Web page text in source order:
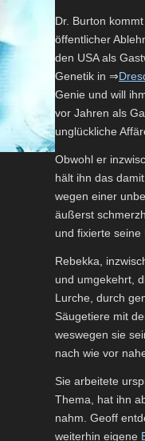
Dr. Burton
öffentlicher
den USA als
Genetik in ⇒
Genie und will
vor Jahren als
unglückliche
Obwohl er
hält ihn das
wegen einer
äußerst
und fixierte
Rebekka,
und umgekehrt,
Lurche, durch
Säugetiere mit
weswegen sie
nach wie vor
Sie arbeitete
Thema, hat ihn
nahm. Geoff
weiterhin eigene